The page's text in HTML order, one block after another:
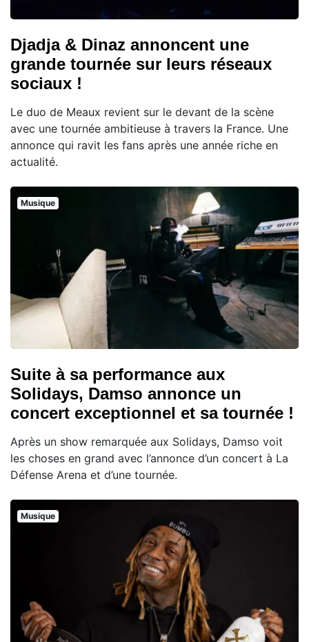
Djadja & Dinaz annoncent une
grande tournée sur leurs réseaux
sociaux !
Le duo de Meaux revient sur le devant de la scène
avec une tournée ambitieuse à travers la France. Une
annonce qui ravit les fans après une année riche en
actualité.
Musique
Suite à sa performance aux
Solidays, Damso annonce un
concert exceptionnel et sa tournée !
Après un show remarquée aux Solidays, Damso voit
les choses en grand avec l’annonce d’un concert à La
Défense Arena et d’une tournée.
Musique